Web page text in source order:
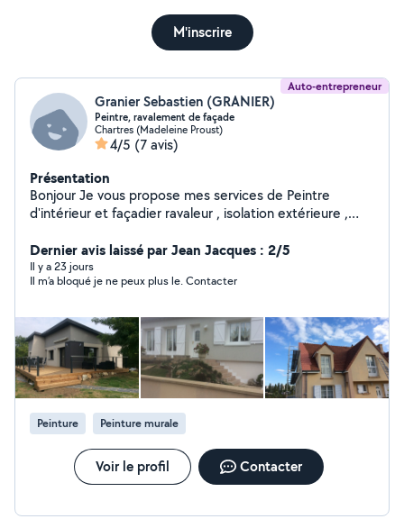
M'inscrire
Auto-entrepreneur
Granier Sebastien (GRANIER)
Peintre, ravalement de façade
Chartres (Madeleine Proust)
4/5 (7 avis)
Présentation
Bonjour Je vous propose mes services de Peintre
d'intérieur et façadier ravaleur , isolation extérieure ,
peinture de toit ) Ravalement. Peinture ou enduit J ai l'
échafaudage Muret peinture ou enduit Entretien de
jardin la taille, le désherbage la tonte pelouse Bonjour j
compagnon du Tour de France , Je reste à votre
disposition pour vos projets Peinture Ravalement
procédé anti fissure Peinture isolante Muret , Isolation
extérieure Demoussage , application hydrofuge colorée
ou incolore À votre service Cdlt sebastien
Dernier avis laissé par Jean Jacques : 2/5
Il y a 23 jours
Il m’a bloqué je ne peux plus le. Contacter
Peinture Peinture murale
Voir le profil Contacter